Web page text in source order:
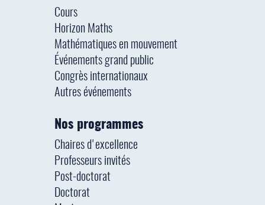
Cours
Horizon Maths
Mathématiques en mouvement
Événements grand public
Congrès internationaux
Autres événements
Nos programmes
Chaires d'excellence
Professeurs invités
Post-doctorat
Doctorat